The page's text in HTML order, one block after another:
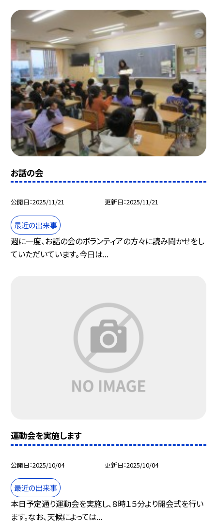
お話の会
公開日 2025/11/21 更新日 2025/11/21
最近の出来事
週に一度、お話の会のボランティアの方々に読み聞かせをし
ていただいています。今日は...
運動会を実施します
公開日 2025/10/04 更新日 2025/10/04
最近の出来事
本日予定通り運動会を実施し、８時１５分より開会式を行い
ます。なお、天候によっては...